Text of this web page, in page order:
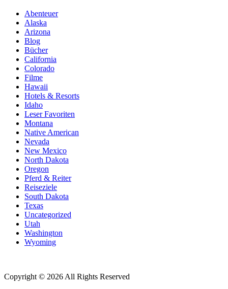
Abenteuer
Alaska
Arizona
Blog
Bücher
California
Colorado
Filme
Hawaii
Hotels & Resorts
Idaho
Leser Favoriten
Montana
Native American
Nevada
New Mexico
North Dakota
Oregon
Pferd & Reiter
Reiseziele
South Dakota
Texas
Uncategorized
Utah
Washington
Wyoming
Copyright © 2026 All Rights Reserved